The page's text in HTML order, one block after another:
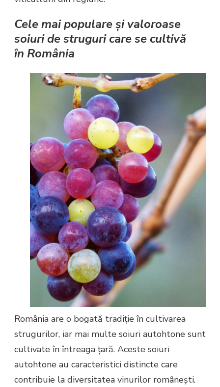
Cele mai populare și valoroase
soiuri de struguri care se cultivă
în România
România are o bogată tradiție în cultivarea
strugurilor, iar mai multe soiuri autohtone sunt
cultivate în întreaga țară. Aceste soiuri
autohtone au caracteristici distincte care
contribuie la diversitatea vinurilor românești.